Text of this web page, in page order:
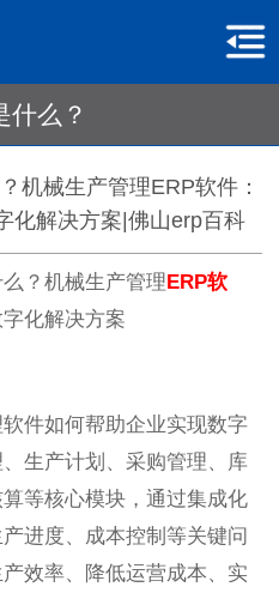
什么？
机械生产管理ERP软件：
化解决方案|佛山erp百科
？机械生产管理ERP软
化解决方案
如何帮助企业实现数字
生产计划、采购管理、库
等核心模块，通过集成化
进度、成本控制等关键问
效率、降低运营成本、实